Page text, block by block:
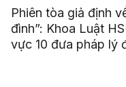
Phiên tòa giả định
đình”: Khoa Luật
vực 10 đưa pháp lý